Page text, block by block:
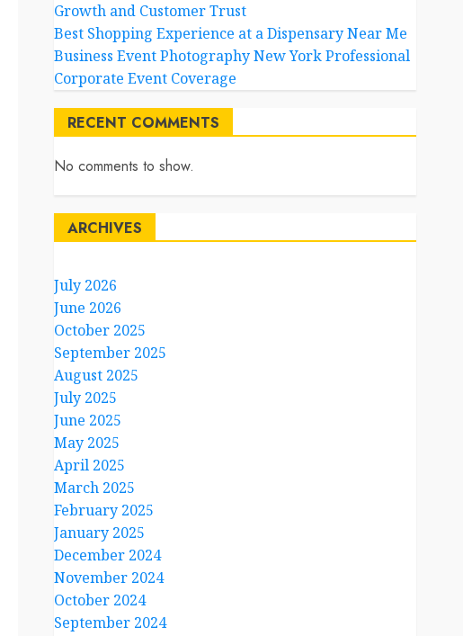
Growth and Customer Trust
Best Shopping Experience at a Dispensary Near Me
Business Event Photography New York Professional
Corporate Event Coverage
RECENT COMMENTS
No comments to show.
ARCHIVES
July 2026
June 2026
October 2025
September 2025
August 2025
July 2025
June 2025
May 2025
April 2025
March 2025
February 2025
January 2025
December 2024
November 2024
October 2024
September 2024